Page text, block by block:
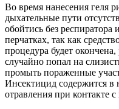
Во время нанесения геля
дыхательные пути
обойтись без респиратора
перчатках, так как
процедура будет
случайно попал на
промыть пораженные
Инсектицид содержится в
отравления при контакте